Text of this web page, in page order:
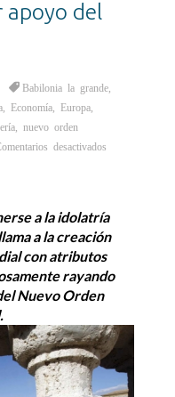
apoyo del
Babilonia la grande
Economía Europa
,nuevo orden
desactivados
a la idolatría
a la creación
con atributos
rayando
Nuevo Orden